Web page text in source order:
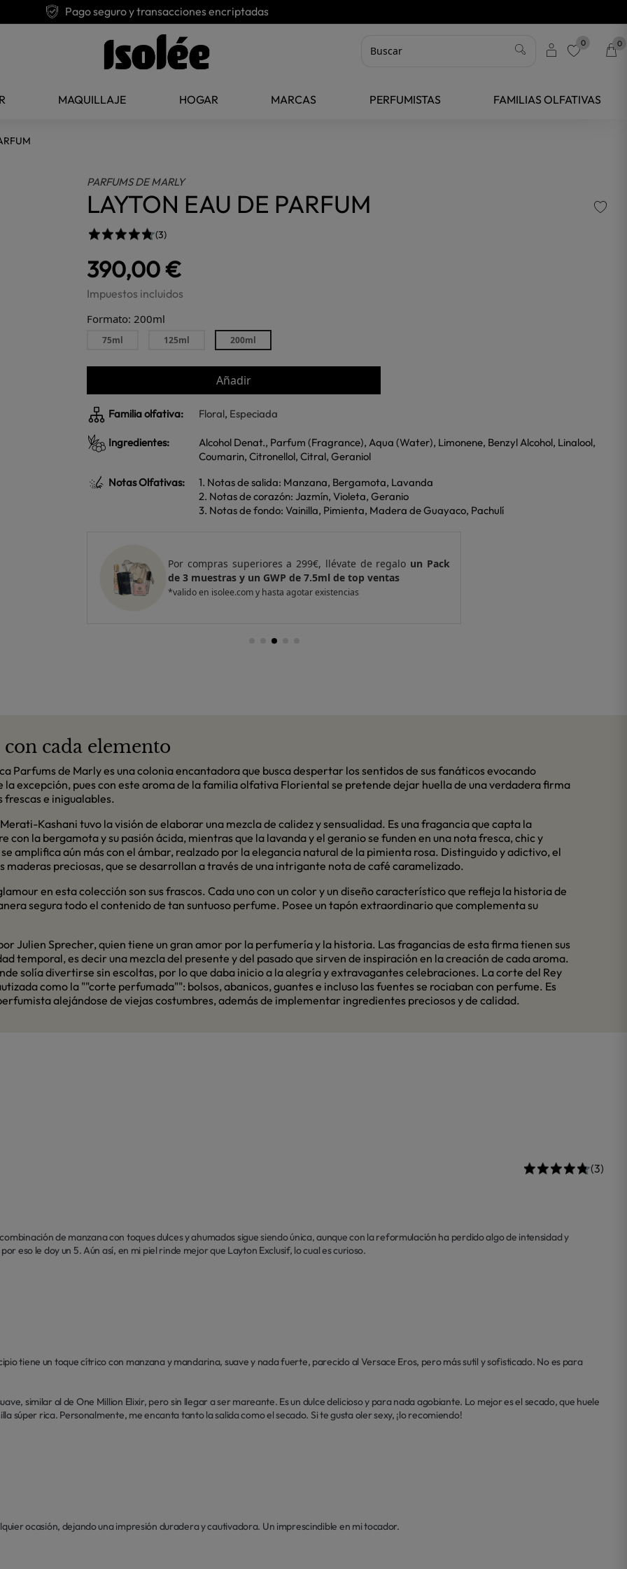
Pago seguro y transacciones encriptadas
0 0
MAQUILLAJE HOGAR MARCAS PERFUMISTAS FAMILIAS OLFATIVAS
PARFUMS DE MARLY
LAYTON EAU DE PARFUM
(3)
390,00 €
Impuestos incluidos
Formato: 200ml
75ml 125ml 200ml
Añadir
Familia olfativa: Floral, Especiada
Ingredientes:
Alcohol Denat., Parfum (Fragrance), Aqua (Water), Limonene, Benzyl Alcohol, Linalool,
Coumarin, Citronellol, Citral, Geraniol
Notas Olfativas:
1. Notas de salida: Manzana, Bergamota, Lavanda
2. Notas de corazón: Jazmín, Violeta, Geranio
3. Notas de fondo: Vainilla, Pimienta, Madera de Guayaco, Pachulí
Por compras superiores a 420€, llévate de regalo un Pack
de 4 muestras y 2 GWP de top ventas
*valido en isolee.com y hasta agotar existencias
cada elemento
Parfums de Marly es una colonia encantadora que busca despertar los sentidos de sus fanáticos evocando
excepción, pues con este aroma de la familia olfativa Floriental se pretende dejar huella de una verdadera firma
e inigualables.
Kashani tuvo la visión de elaborar una mezcla de calidez y sensualidad. Es una fragancia que capta la
con la bergamota y su pasión ácida, mientras que la lavanda y el geranio se funden en una nota fresca, chic y
amplifica aún más con el ámbar, realzado por la elegancia natural de la pimienta rosa. Distinguido y adictivo, el
preciosas, que se desarrollan a través de una intrigante nota de café caramelizado.
en esta colección son sus frascos. Cada uno con un color y un diseño característico que refleja la historia de
segura todo el contenido de tan suntuoso perfume. Posee un tapón extraordinario que complementa su
Julien Sprecher, quien tiene un gran amor por la perfumería y la historia. Las fragancias de esta firma tienen sus
temporal, es decir una mezcla del presente y del pasado que sirven de inspiración en la creación de cada aroma.
solía divertirse sin escoltas, por lo que daba inicio a la alegría y extravagantes celebraciones. La corte del Rey
como la ""corte perfumada"": bolsos, abanicos, guantes e incluso las fuentes se rociaban con perfume. Es
alejándose de viejas costumbres, además de implementar ingredientes preciosos y de calidad.
(3)
de manzana con toques dulces y ahumados sigue siendo única, aunque con la reformulación ha perdido algo de intensidad y
eso le doy un 5. Aún así, en mi piel rinde mejor que Layton Exclusif, lo cual es curioso.
tiene un toque cítrico con manzana y mandarina, suave y nada fuerte, parecido al Versace Eros, pero más sutil y sofisticado. No es para
similar al de One Million Elixir, pero sin llegar a ser mareante. Es un dulce delicioso y para nada agobiante. Lo mejor es el secado, que huele
súper rica. Personalmente, me encanta tanto la salida como el secado. Si te gusta oler sexy, ¡lo recomiendo!
ocasión, dejando una impresión duradera y cautivadora. Un imprescindible en mi tocador.